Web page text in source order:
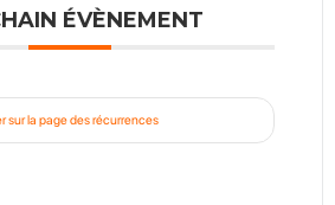
ÉVÈNEMENT
sur la page des récurrences